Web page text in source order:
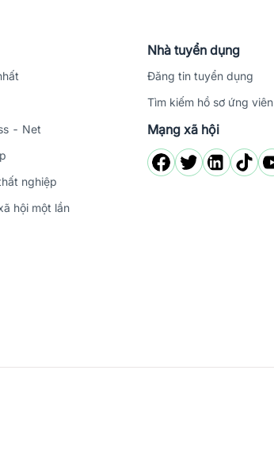
- Net
nghiệp
hội một lần
Nhà tuyển dụng
Đăng tin tuyển dụng
Tìm kiếm hồ sơ ứng viên
Mạng xã hội